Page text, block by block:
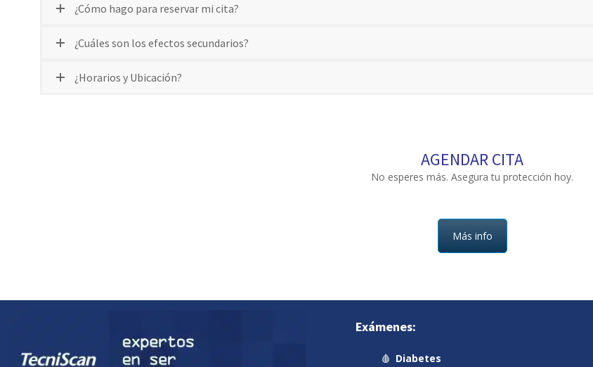
¿Cómo hago para reservar mi cita?
¿Cuáles son los efectos secundarios?
¿Horarios y Ubicación?
AGENDAR CITA
No esperes más. Asegura tu protección hoy.
Más info
Exámenes:
🩸 Diabetes